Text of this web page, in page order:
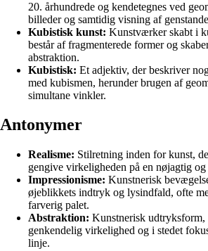
20. århundrede og kendetegnes ved
billeder og samtidig visning af
Kubistisk kunst: Kunstværker skabt i
består af fragmenterede former og
abstraktion.
Kubistisk: Et adjektiv, der beskriver
med kubismen, herunder brugen af
simultane vinkler.
Antonymer
Realisme: Stilretning inden for kunst,
gengive virkeligheden på en nøjagtig og
Impressionisme: Kunstnerisk
øjeblikkets indtryk og lysindfald, ofte
farverig palet.
Abstraktion: Kunstnerisk udtryksform,
genkendelig virkelighed og i stedet
linje.